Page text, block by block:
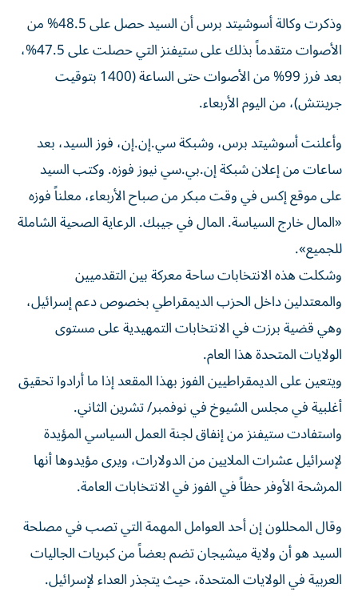
وذكرت وكالة أسوشيتد برس أن السيد حصل ‌على 48.5% من
الأصوات متقدماً بذلك على ستيفنز التي حصلت على 47.5%،
بعد فرز 99% من الأصوات حتى الساعة (1400 بتوقيت
⁠جرينتش)، من اليوم الأربعاء.
وأعلنت أسوشيتد برس، وشبكة سي.إن.إن، فوز السيد، بعد
ساعات من إعلان شبكة إن.بي.سي نيوز فوزه. وكتب السيد
على موقع إكس في وقت مبكر ​من ‌صباح الأربعاء، معلناً فوزه
«المال خارج السياسة. المال في جيبك. الرعاية ‌الصحية الشاملة
للجميع».
وشكلت هذه الانتخابات ساحة معركة بين التقدميين
والمعتدلين داخل الحزب الديمقراطي بخصوص دعم إسرائيل،
وهي قضية برزت في الانتخابات التمهيدية على مستوى
الولايات المتحدة ‌هذا العام.
ويتعين على ‌الديمقراطيين الفوز بهذا المقعد إذا ⁠ما أرادوا تحقيق
أغلبية في مجلس الشيوخ في نوفمبر/ تشرين ‌الثاني.
واستفادت ستيفنز من إنفاق لجنة العمل السياسي المؤيدة
لإسرائيل عشرات الملايين من الدولارات، ويرى مؤيدوها أنها
المرشحة الأوفر حظاً في ⁠الفوز في الانتخابات العامة.
وقال المحللون إن أحد العوامل ​المهمة التي تصب في مصلحة
السيد هو أن ولاية ميشيجان تضم بعضاً من كبريات الجاليات
العربية في الولايات المتحدة، حيث يتجذر ⁠العداء لإسرائيل.